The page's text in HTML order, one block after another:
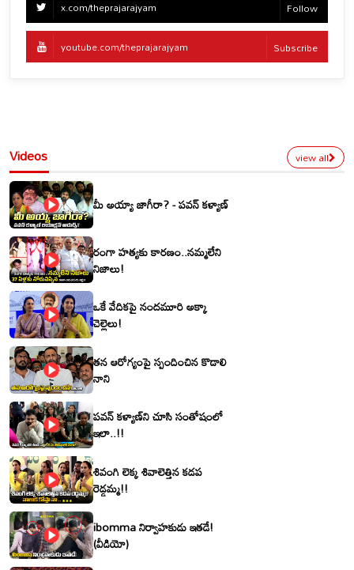
x.com/theprajarajyam Follow
youtube.com/theprajarajyam Subscribe
Videos view all
మీ అయ్యా జాగీరా? - పవన్ కళ్యాణ్
రంగా హత్యకు కారణం..నమ్మలేని
నిజాలు!
ఒకే వేదికపై నందమూరి అక్కా
చెల్లెలు!
తన ఆరోగ్యంపై స్పందించిన కొడాలి
నాని
పవన్ కళ్యాణ్‌ని చూసి సంతోషంలో
ఇలా..!!
శివంగి లెక్క శివాలెత్తిన కడప
రెడ్డమ్మ!!
ibomma నిర్వాహకుడు ఇతడే!
(వీడియో)